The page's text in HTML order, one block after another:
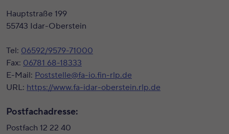
Hauptstraße 199
55743 Idar-Oberstein
Tel: 06592/9579-71000
Fax: 06781 68-18333
E-Mail: Poststelle@fa-io.fin-rlp.de
URL: https://www.fa-idar-oberstein.rlp.de
Postfachadresse:
Postfach 12 22 40